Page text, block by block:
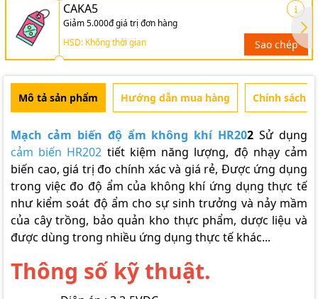
CAKA5
Giảm 5.000đ giá trị đơn hàng
HSD: Không thời gian
Sao chép
Mô tả sản phẩm Hướng dẫn mua hàng Chính sách
Mạch cảm biến độ ẩm không khí HR202 Sử dụng
cảm biến HR202 tiết kiệm năng lượng, độ nhạy cảm
biến cao, giá trị đo chính xác và giá rẻ, Được ứng dụng
trong việc đo độ ẩm của không khí ứng dụng thực tế
như kiểm soát độ ẩm cho sự sinh trưởng và nảy mầm
của cây trồng, bảo quản kho thực phẩm, dược liệu và
được dùng trong nhiều ứng dụng thực tế khác...
Thông số kỹ thuật.